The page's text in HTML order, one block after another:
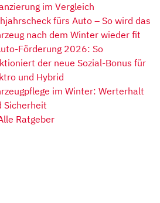
im Vergleich
fürs Auto – So wird das
nach dem Winter wieder fit
Förderung 2026: So
der neue Sozial-Bonus für
und Hybrid
im Winter: Werterhalt
Sicherheit
Ratgeber